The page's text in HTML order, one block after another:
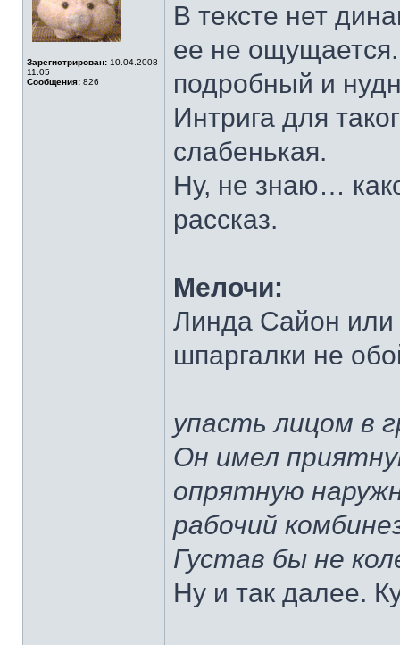
Зарегистрирован: 10.04.2008
11:05
Сообщения: 826
В тексте нет
ее не
подробный и
Интрига для
слабенькая.
Ну, не знаю…
рассказ.
Мелочи:
Линда Сайон или
шпаргалки не
упасть лицом в
Он имел
опрятную
рабочий
Густав бы не
Ну и так далее.